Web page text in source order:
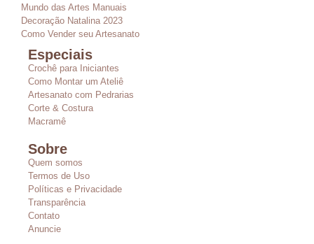
Mundo das Artes Manuais
Decoração Natalina 2023
Como Vender seu Artesanato
Especiais
Crochê para Iniciantes
Como Montar um Ateliê
Artesanato com Pedrarias
Corte & Costura
Macramê
Sobre
Quem somos
Termos de Uso
Políticas e Privacidade
Transparência
Contato
Anuncie